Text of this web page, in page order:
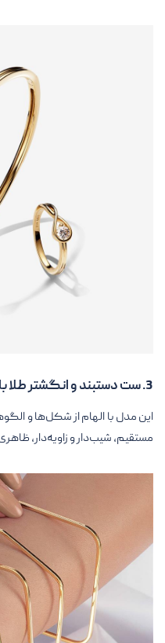
3. ست دستبند و انگشتر طلا با طراحی هندسی
این مدل با الهام از شکل‌ها و
مستقیم، شیب‌دار و زاویه‌دار،